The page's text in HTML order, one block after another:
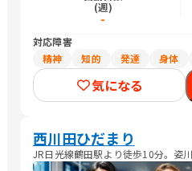
(週)
-
対応障害
精神
知的 発達 身体
気になる
西川田ひだまり
JR日光線鶴田駅より徒歩10分。姿